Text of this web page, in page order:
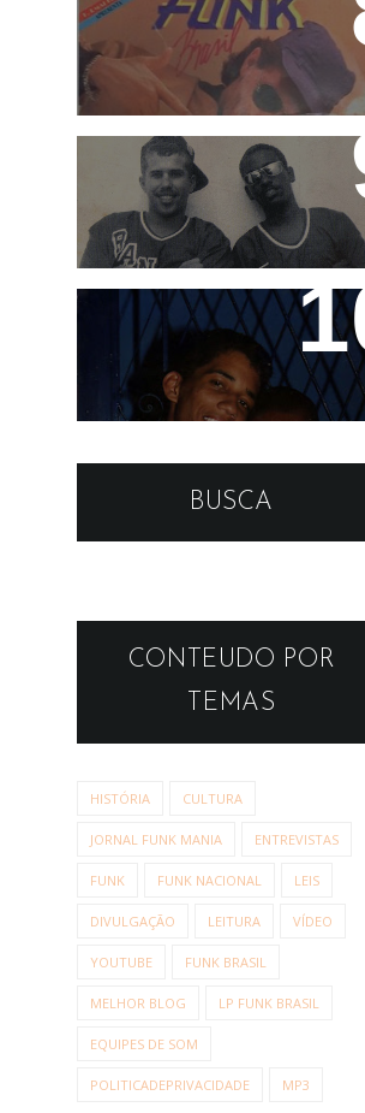
Funk Brasil e Rap Brasil
MC's Marquinhos (in
memorian) e Leleco
Teco e Buzunga
BUSCA
CONTEUDO POR
TEMAS
HISTÓRIA CULTURA
JORNAL FUNK MANIA ENTREVISTAS
FUNK FUNK NACIONAL LEIS
DIVULGAÇÃO LEITURA VÍDEO
YOUTUBE FUNK BRASIL
MELHOR BLOG LP FUNK BRASIL
EQUIPES DE SOM
POLITICADEPRIVACIDADE MP3